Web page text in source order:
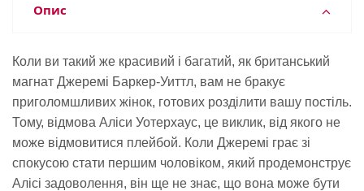
Опис
Коли ви такий же красивий і багатий, як британський
магнат Джеремі Баркер-Уиттл, вам не бракує
приголомшливих жінок, готових розділити вашу постіль.
Тому, відмова Аліси Уотерхаус, це виклик, від якого не
може відмовитися плейбой. Коли Джеремі грає зі
спокусою стати першим чоловіком, який продемонструє
Алісі задоволення, він ще не знає, що вона може бути